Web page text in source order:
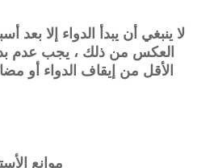
لا ينبغي أن يبدأ الدواء إلا
العكس من ذلك ، يجب عدم
الأقل من إيقاف الدواء أو
موانع